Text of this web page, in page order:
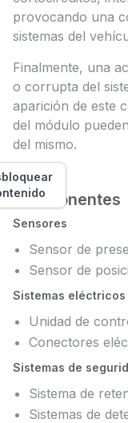
provocando una
sistemas del
Finalmente, una
o corrupta del
aparición de este
del módulo
del mismo.
Componentes
Sensores
Sensor de
Sensor de
Sistemas eléctricos
Unidad de
Conectores
Sistemas de
Sistema de
Sistemas de